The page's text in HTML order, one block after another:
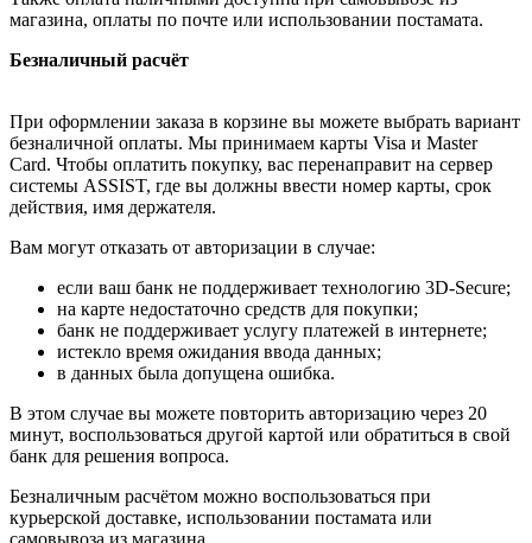
магазина, оплаты по почте или использовании постамата.
Безналичный расчёт
При оформлении заказа в корзине вы можете выбрать вариант
безналичной оплаты. Мы принимаем карты Visa и Master
Card. Чтобы оплатить покупку, вас перенаправит на сервер
системы ASSIST, где вы должны ввести номер карты, срок
действия, имя держателя.
Вам могут отказать от авторизации в случае:
если ваш банк не поддерживает технологию 3D-Secure;
на карте недостаточно средств для покупки;
банк не поддерживает услугу платежей в интернете;
истекло время ожидания ввода данных;
в данных была допущена ошибка.
В этом случае вы можете повторить авторизацию через 20
минут, воспользоваться другой картой или обратиться в свой
банк для решения вопроса.
Безналичным расчётом можно воспользоваться при
курьерской доставке, использовании постамата или